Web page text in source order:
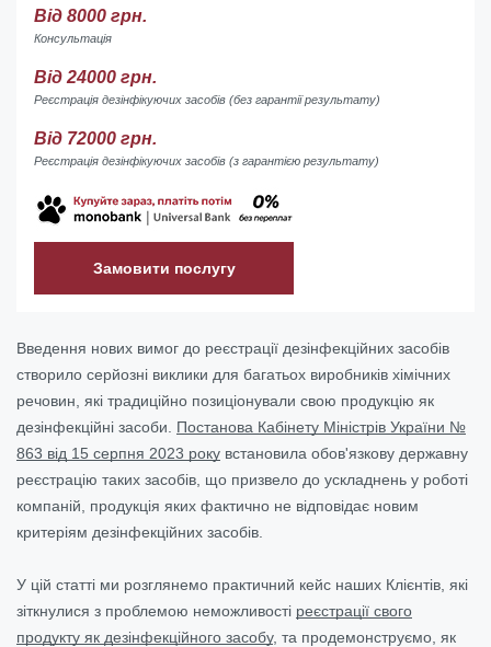
Від 8000 грн.
Консультація
Від 24000 грн.
Реєстрація дезінфікуючих засобів (без гарантії результату)
Від 72000 грн.
Реєстрація дезінфікуючих засобів (з гарантією результату)
Замовити послугу
Введення нових вимог до реєстрації дезінфекційних засобів
створило серйозні виклики для багатьох виробників хімічних
речовин, які традиційно позиціонували свою продукцію як
дезінфекційні засоби. Постанова Кабінету Міністрів України №
863 від 15 серпня 2023 року встановила обов'язкову державну
реєстрацію таких засобів, що призвело до ускладнень у роботі
компаній, продукція яких фактично не відповідає новим
критеріям дезінфекційних засобів.
У цій статті ми розглянемо практичний кейс наших Клієнтів, які
зіткнулися з проблемою неможливості реєстрації свого
продукту як дезінфекційного засобу, та продемонструємо, як